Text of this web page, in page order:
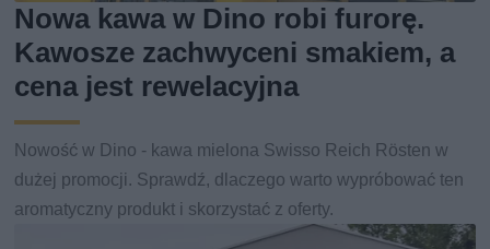
Nowa kawa w Dino robi furorę.
Kawosze zachwyceni smakiem, a
cena jest rewelacyjna
Nowość w Dino - kawa mielona Swisso Reich Rösten w
dużej promocji. Sprawdź, dlaczego warto wypróbować ten
aromatyczny produkt i skorzystać z oferty.